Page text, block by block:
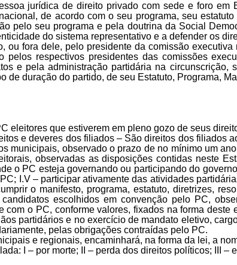
jurídica de direito privado com sede e foro
de acordo com o seu programa, seu
pelo seu programa e pela doutrina da Social
do sistema representativo e a defender os
ou fora dele, pelo presidente da comissão
pelos respectivos presidentes das comissões
e pela administração partidária na
de duração do partido, de seu Estatuto, Programa,
eleitores que estiverem em pleno gozo de seus
e deveres dos filiados – São direitos dos filiados
municipais, observado o prazo de no mínimo um
observadas as disposições contidas neste
o PC esteja governando ou participando do
I.V – participar ativamente das atividades
o manifesto, programa, estatuto, diretrizes,
escolhidos em convenção pelo PC,
com o PC, conforme valores, fixados na forma deste
partidários e no exercício de mandato eletivo,
pelas obrigações contraídas pelo PC.
e regionais, encaminhará, na forma da lei, a
I – por morte; II – perda dos direitos políticos; III –